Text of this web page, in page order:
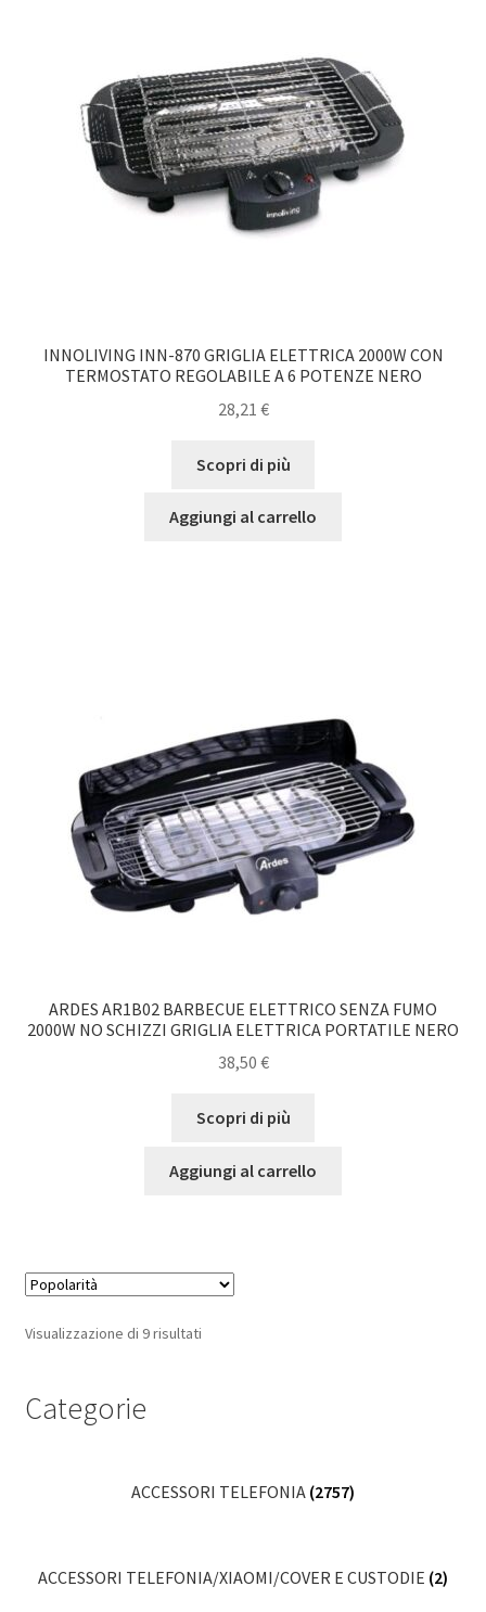
INNOLIVING INN-870 GRIGLIA ELETTRICA 2000W CON
TERMOSTATO REGOLABILE A 6 POTENZE NERO
28,21 €
Scopri di più
Aggiungi al carrello
ARDES AR1B02 BARBECUE ELETTRICO SENZA FUMO
2000W NO SCHIZZI GRIGLIA ELETTRICA PORTATILE NERO
38,50 €
Scopri di più
Aggiungi al carrello
Visualizzazione di 9 risultatiPopolarità
Categorie
ACCESSORI TELEFONIA (2757)
ACCESSORI TELEFONIA/XIAOMI/COVER E CUSTODIE (2)